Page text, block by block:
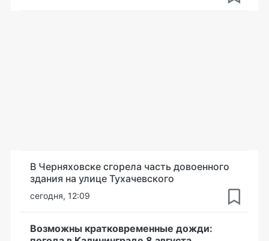
В Черняховске сгорела часть довоенного
здания на улице Тухачевского
сегодня, 12:09
Возможны кратковременные дожди: